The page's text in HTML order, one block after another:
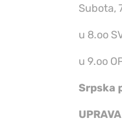
Subota,
u 8.oo
u 9.oo
Srpska